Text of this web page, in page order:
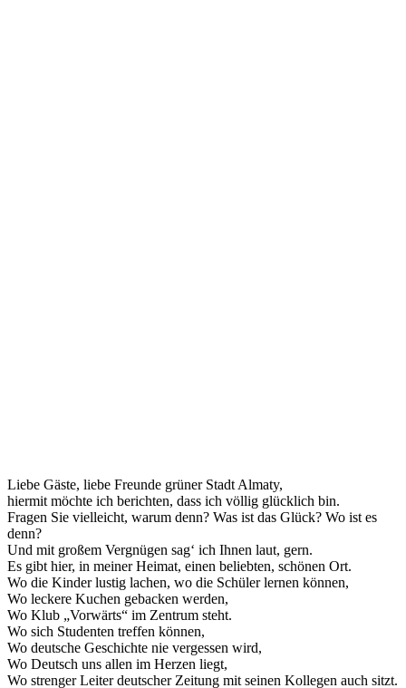
Liebe Gäste, liebe Freunde grüner Stadt Almaty,
hiermit möchte ich berichten, dass ich völlig glücklich bin.
Fragen Sie vielleicht, warum denn? Was ist das Glück? Wo ist es
denn?
Und mit großem Vergnügen sag‘ ich Ihnen laut, gern.
Es gibt hier, in meiner Heimat, einen beliebten, schönen Ort.
Wo die Kinder lustig lachen, wo die Schüler lernen können,
Wo leckere Kuchen gebacken werden,
Wo Klub „Vorwärts“ im Zentrum steht.
Wo sich Studenten treffen können,
Wo deutsche Geschichte nie vergessen wird,
Wo Deutsch uns allen im Herzen liegt,
Wo strenger Leiter deutscher Zeitung mit seinen Kollegen auch sitzt.